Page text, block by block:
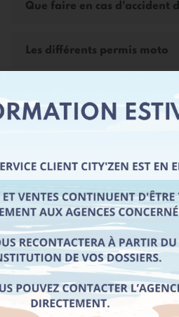
Que faire en cas d'accident
Les différents permis moto
Qui doit passer le permis 125
Les différences entre le
L'équipement moto et
Comment se passe la
Documents obligatoires